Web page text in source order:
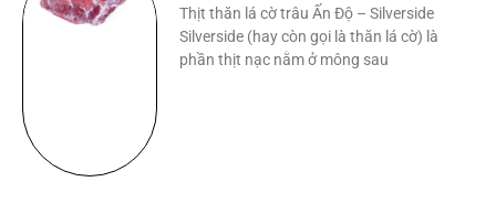
Thịt thăn lá cờ trâu Ấn Độ – Silverside
Silverside (hay còn gọi là thăn lá cờ) là
phần thịt nạc nằm ở mông sau